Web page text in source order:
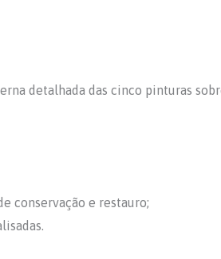
detalhada das cinco pinturas
conservação e restauro;